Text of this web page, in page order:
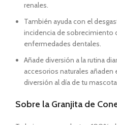
renales.
También ayuda con el
incidencia de sobrecimiento
enfermedades dentales.
Añade diversión a la rutina
accesorios naturales
diversión al día de tu
Sobre la Granjita de